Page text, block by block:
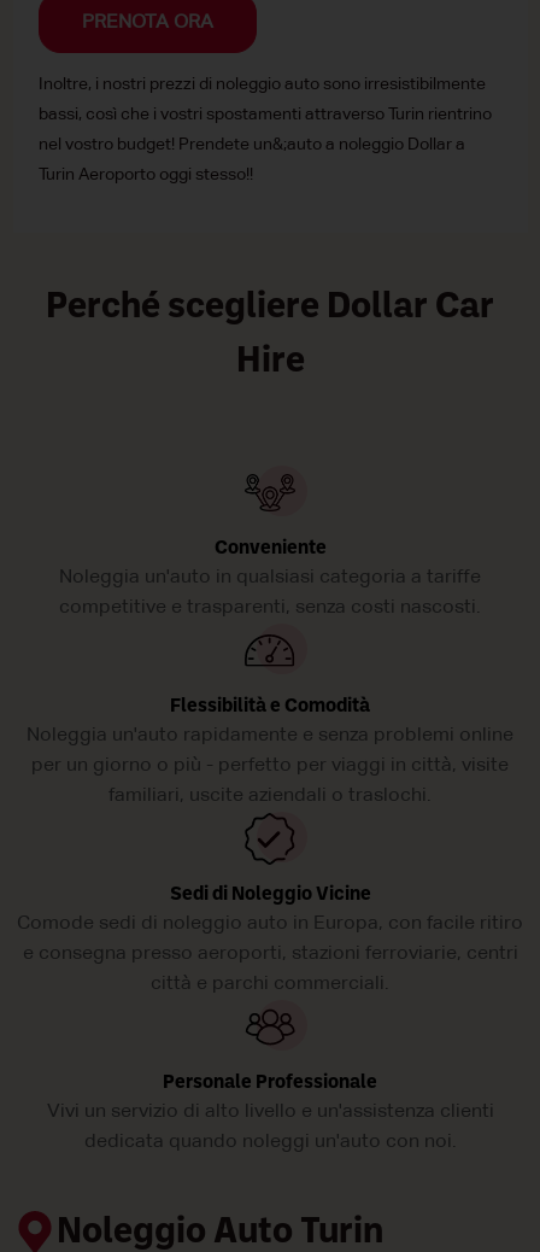
PRENOTA ORA
Inoltre, i nostri prezzi di noleggio auto sono irresistibilmente
bassi, così che i vostri spostamenti attraverso Turin rientrino
nel vostro budget! Prendete un&;auto a noleggio Dollar a
Turin Aeroporto oggi stesso!!
Perché scegliere Dollar Car
Hire
Conveniente
Noleggia un'auto in qualsiasi categoria a tariffe
competitive e trasparenti, senza costi nascosti.
Flessibilità e Comodità
Noleggia un'auto rapidamente e senza problemi online
per un giorno o più - perfetto per viaggi in città, visite
familiari, uscite aziendali o traslochi.
Sedi di Noleggio Vicine
Comode sedi di noleggio auto in Europa, con facile ritiro
e consegna presso aeroporti, stazioni ferroviarie, centri
città e parchi commerciali.
Personale Professionale
Vivi un servizio di alto livello e un'assistenza clienti
dedicata quando noleggi un'auto con noi.
Noleggio Auto Turin